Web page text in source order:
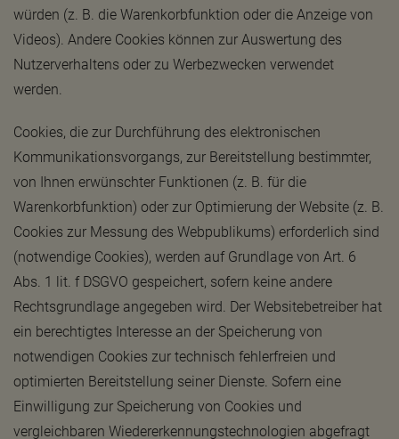
würden (z. B. die Warenkorbfunktion oder die Anzeige von
Videos). Andere Cookies können zur Auswertung des
Nutzerverhaltens oder zu Werbezwecken verwendet
werden.
Cookies, die zur Durchführung des elektronischen
Kommunikationsvorgangs, zur Bereitstellung bestimmter,
von Ihnen erwünschter Funktionen (z. B. für die
Warenkorbfunktion) oder zur Optimierung der Website (z. B.
Cookies zur Messung des Webpublikums) erforderlich sind
(notwendige Cookies), werden auf Grundlage von Art. 6
Abs. 1 lit. f DSGVO gespeichert, sofern keine andere
Rechtsgrundlage angegeben wird. Der Websitebetreiber hat
ein berechtigtes Interesse an der Speicherung von
notwendigen Cookies zur technisch fehlerfreien und
optimierten Bereitstellung seiner Dienste. Sofern eine
Einwilligung zur Speicherung von Cookies und
vergleichbaren Wiedererkennungstechnologien abgefragt